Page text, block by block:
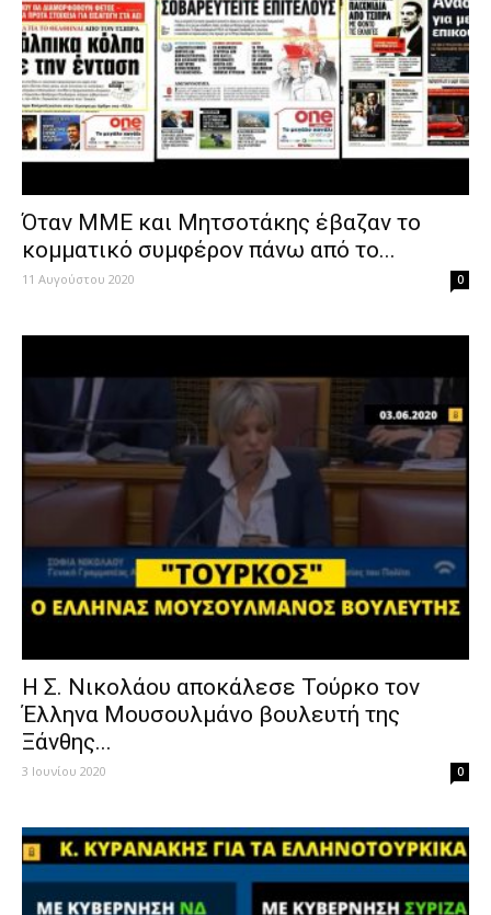
Όταν ΜΜΕ και Μητσοτάκης έβαζαν το
κομματικό συμφέρον πάνω από το...
11 Αυγούστου 2020 0
Η Σ. Νικολάου αποκάλεσε Τούρκο τον
Έλληνα Μουσουλμάνο βουλευτή της
Ξάνθης...
3 Ιουνίου 2020 0